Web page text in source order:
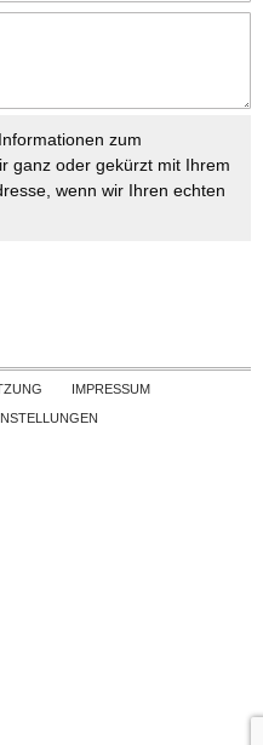
zum
ganz oder gekürzt mit Ihrem
wenn wir Ihren echten
to contentIMPRESSUM